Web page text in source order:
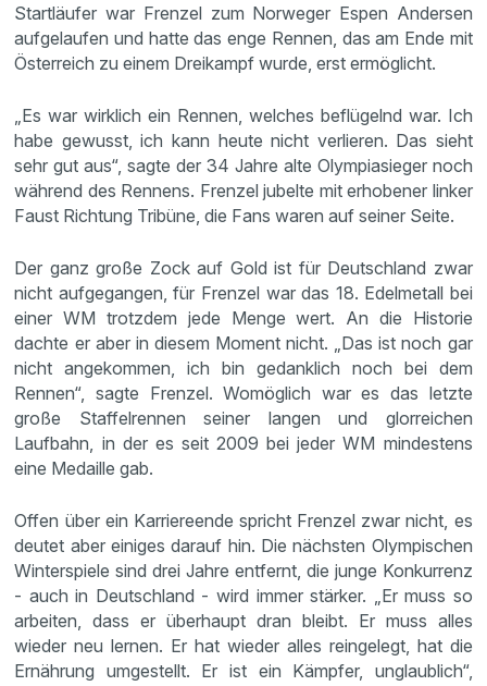
Startläufer war Frenzel zum Norweger Espen Andersen
aufgelaufen und hatte das enge Rennen, das am Ende mit
Österreich zu einem Dreikampf wurde, erst ermöglicht.
„Es war wirklich ein Rennen, welches beflügelnd war. Ich
habe gewusst, ich kann heute nicht verlieren. Das sieht
sehr gut aus“, sagte der 34 Jahre alte Olympiasieger noch
während des Rennens. Frenzel jubelte mit erhobener linker
Faust Richtung Tribüne, die Fans waren auf seiner Seite.
Der ganz große Zock auf Gold ist für Deutschland zwar
nicht aufgegangen, für Frenzel war das 18. Edelmetall bei
einer WM trotzdem jede Menge wert. An die Historie
dachte er aber in diesem Moment nicht. „Das ist noch gar
nicht angekommen, ich bin gedanklich noch bei dem
Rennen“, sagte Frenzel. Womöglich war es das letzte
große Staffelrennen seiner langen und glorreichen
Laufbahn, in der es seit 2009 bei jeder WM mindestens
eine Medaille gab.
Offen über ein Karriereende spricht Frenzel zwar nicht, es
deutet aber einiges darauf hin. Die nächsten Olympischen
Winterspiele sind drei Jahre entfernt, die junge Konkurrenz
- auch in Deutschland - wird immer stärker. „Er muss so
arbeiten, dass er überhaupt dran bleibt. Er muss alles
wieder neu lernen. Er hat wieder alles reingelegt, hat die
Ernährung umgestellt. Er ist ein Kämpfer, unglaublich“,